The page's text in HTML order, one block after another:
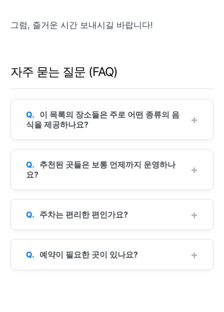
그럼, 즐거운 시간 보내시길 바랍니다!
자주 묻는 질문 (FAQ)
이 목록의 장소들은 주로 어떤 종류의 음
식을 제공하나요?
추천된 곳들은 보통 언제까지 운영하나
요?
주차는 편리한 편인가요?
예약이 필요한 곳이 있나요?